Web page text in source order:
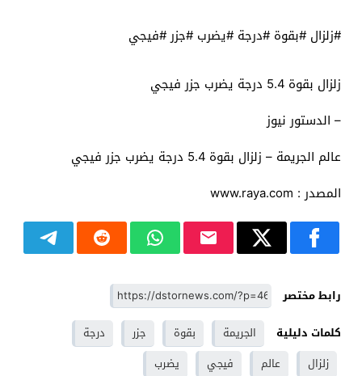
#زلزال #بقوة #درجة #يضرب #جزر #فيجي
زلزال بقوة 5.4 درجة يضرب جزر فيجي
– الدستور نيوز
عالم الجريمة – زلزال بقوة 5.4 درجة يضرب جزر فيجي
المصدر : www.raya.com
رابط مختصر
كلمات دليلية
الجريمة بقوة جزر
درجة
زلزال
عالم فيجي يضرب